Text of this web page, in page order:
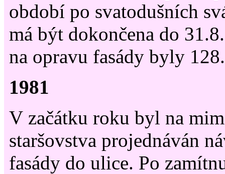
období po svatodušních
má být dokončena do
na opravu fasády byly
1981
V začátku roku byl na
staršovstva projednáván
fasády do ulice. Po